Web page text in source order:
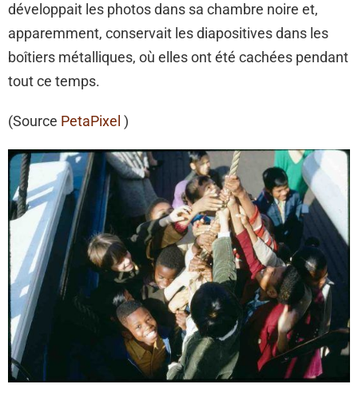
développait les photos dans sa chambre noire et,
apparemment, conservait les diapositives dans les
boîtiers métalliques, où elles ont été cachées pendant
tout ce temps.
(Source PetaPixel )